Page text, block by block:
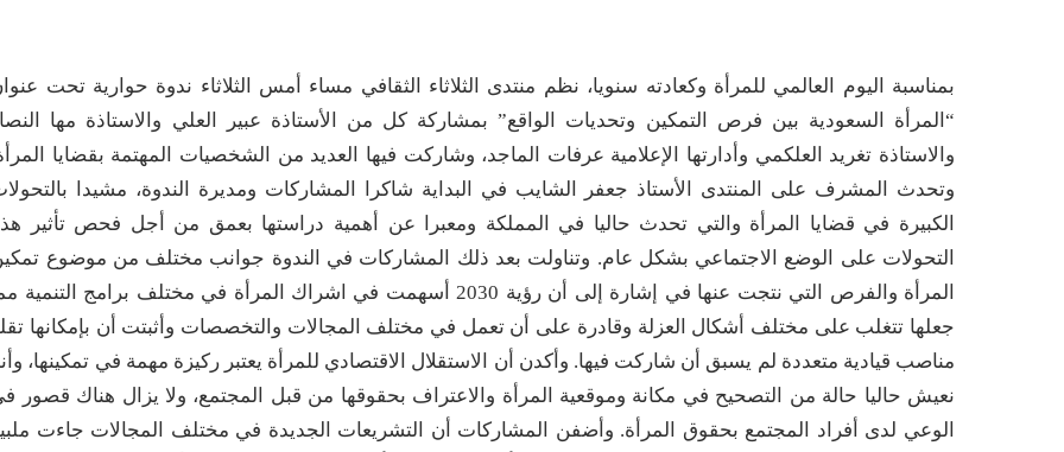
بمناسبة اليوم العالمي للمرأة وكعادته سنويا، نظم منتدى الثلاثاء الثقافي مساء أمس الثلاثاء ندوة حوارية تحت
“المرأة السعودية بين فرص التمكين وتحديات الواقع” بمشاركة كل من الأستاذة عبير العلي والاستاذة مها
والاستاذة تغريد العلكمي وأدارتها الإعلامية عرفات الماجد، وشاركت فيها العديد من الشخصيات المهتمة بقضايا
وتحدث المشرف على المنتدى الأستاذ جعفر الشايب في البداية شاكرا المشاركات ومديرة الندوة، مشيدا
الكبيرة في قضايا المرأة والتي تحدث حاليا في المملكة ومعبرا عن أهمية دراستها بعمق من أجل فحص تأثير
التحولات على الوضع الاجتماعي بشكل عام. وتناولت بعد ذلك المشاركات في الندوة جوانب مختلف من موضوع
المرأة والفرص التي نتجت عنها في إشارة إلى أن رؤية 2030 أسهمت في اشراك المرأة في مختلف برامج التنمية
جعلها تتغلب على مختلف أشكال العزلة وقادرة على أن تعمل في مختلف المجالات والتخصصات وأثبتت أن بإمكانها
مناصب قيادية متعددة لم يسبق أن شاركت فيها. وأكدن أن الاستقلال الاقتصادي للمرأة يعتبر ركيزة مهمة في تمكينها،
نعيش حاليا حالة من التصحيح في مكانة وموقعية المرأة والاعتراف بحقوقها من قبل المجتمع، ولا يزال هناك قصور
الوعي لدى أفراد المجتمع بحقوق المرأة. وأضفن المشاركات أن التشريعات الجديدة في مختلف المجالات جاءت